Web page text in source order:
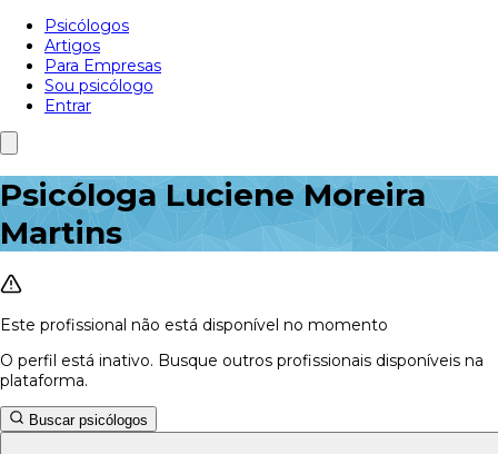
Psicólogos
Artigos
Para Empresas
Sou psicólogo
Entrar
Psicóloga Luciene Moreira
Martins
Este profissional não está disponível no momento
O perfil está inativo. Busque outros profissionais disponíveis na
plataforma.
Buscar psicólogos